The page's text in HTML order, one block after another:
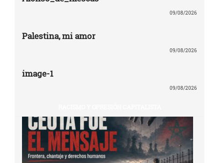
09/08/2026
Palestina, mi amor
09/08/2026
image-1
09/08/2026